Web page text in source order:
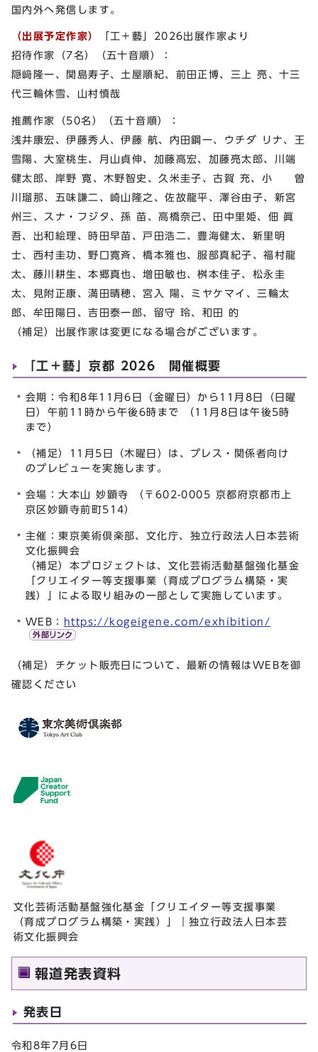
国内外へ発信します。
（出展予定作家）
「⼯＋藝」2026出展作家より
招待作家（7名）（五⼗⾳順）：
隠﨑隆⼀、関島寿⼦、⼟屋順紀、前⽥正博、三上 亮、⼗三
代三輪休雪、⼭村慎哉
推薦作家（50名）（五⼗⾳順）：
浅井康宏、伊藤秀⼈、伊藤 航、内⽥鋼⼀、ウチダ リナ、王
雪陽、⼤室桃⽣、⽉⼭貞伸、加藤⾼宏、加藤亮太郎、川端
健太郎、岸野 寛、⽊野智史、久⽶圭⼦、古賀 充、⼩ 曽
川瑠那、五味謙⼆、崎⼭隆之、佐故⿓平、澤⾕由⼦、新宮
州三、スナ・フジタ、孫 苗、⾼橋奈⼰、⽥中⾥姫、佃 眞
吾、出和絵理、時⽥早苗、⼾⽥浩⼆、豊海健太、新⾥明
⼠、⻄村圭功、野⼝寛⻫、橋本雅也、服部真紀⼦、福村⿓
太、藤川耕⽣、本郷真也、増⽥敏也、桝本佳⼦、松永圭
太、⾒附正康、満⽥晴穂、宮⼊ 陽、ミヤケマイ、三輪太
郎、牟⽥陽⽇、吉⽥泰⼀郎、留守 玲、和⽥ 的
（補足）出展作家は変更になる場合がございます。
「⼯＋藝」京都 2026 開催概要
会期：令和8年11⽉6⽇（⾦曜日）から11⽉8⽇（⽇曜
日）午前11時から午後6時まで （11月8日は午後5時
まで）
（補足）11⽉5⽇（木曜日）は、プレス・関係者向け
のプレビューを実施します。
会場：⼤本⼭ 妙顕寺 （〒602-0005 京都府京都市上
京区妙顕寺前町514）
主催：東京美術倶楽部、⽂化庁、独⽴⾏政法⼈⽇本芸術
⽂化振興会
（補足）本プロジェクトは、⽂化芸術活動基盤強化基⾦
「クリエイター等⽀援事業（育成プログラム構築・実
践）」による取り組みの⼀部として実施しています。
WEB： https://kogeigene.com/exhibition/
（補足）チケット販売日について、最新の情報はWEBを御
確認ください
文化芸術活動基盤強化基金「クリエイター等支援事業
（育成プログラム構築・実践）」｜独立行政法人日本芸
術文化振興会
報道発表資料
発表日
令和8年7月6日